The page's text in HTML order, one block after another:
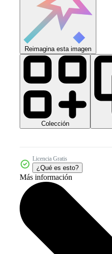
Reimagina esta imagen
Colección
Licencia Gratis
¿Qué es esto?
Más información